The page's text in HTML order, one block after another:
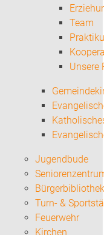
Team
Unsere
Jugendbude
Bürgerbibliothek
Turn- &
Feuerwehr
Kirchen